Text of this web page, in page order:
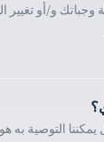
وجباتك و/أو
التوصية به